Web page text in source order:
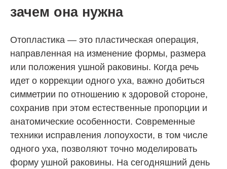
зачем она нужна
Отопластика — это пластическая операция,
направленная на изменение формы, размера
или положения ушной раковины. Когда речь
идет о коррекции одного уха, важно добиться
симметрии по отношению к здоровой стороне,
сохранив при этом естественные пропорции и
анатомические особенности. Современные
техники исправления лопоухости, в том числе
одного уха, позволяют точно моделировать
форму ушной раковины. На сегодняшний день